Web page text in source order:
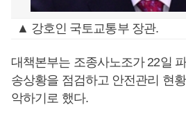
▲ 강호인 국토교통부 장관.
대책본부는 조종사노조가 22일
송상황을 점검하고 안전관리 현
악하기로 했다.